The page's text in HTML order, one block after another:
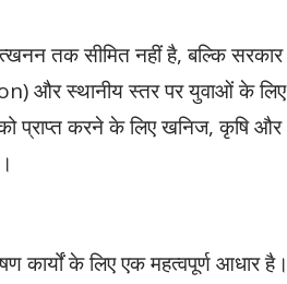
तक सीमित नहीं है, बल्कि सरकार
और स्थानीय स्तर पर युवाओं के लिए
प्राप्त करने के लिए खनिज, कृषि और
कार्यों के लिए एक महत्वपूर्ण आधार है।